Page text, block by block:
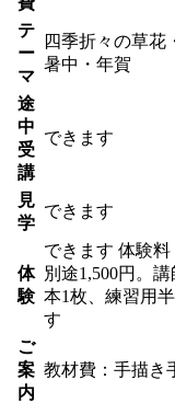
テ
ー
マ
四季折々の草花
暑中・年賀
途
中
受
講
できます
見
学
できます
体
験
できます 体験料
別途1,500円。
本1枚、練習用
す
ご
案
内
教材費：手描き